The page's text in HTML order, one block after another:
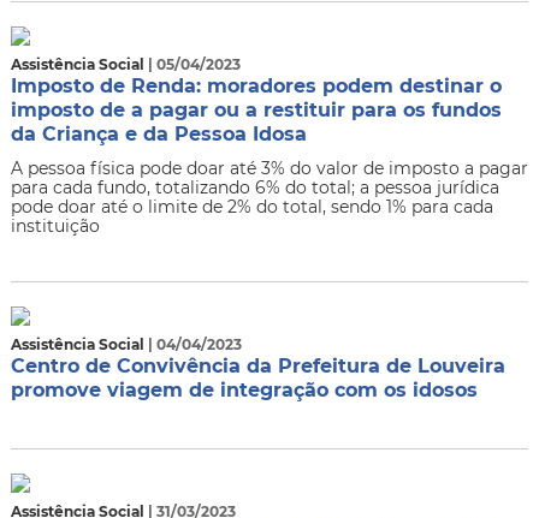
Assistência Social | 05/04/2023
Imposto de Renda: moradores podem destinar o
imposto de a pagar ou a restituir para os fundos
da Criança e da Pessoa Idosa
A pessoa física pode doar até 3% do valor de imposto a pagar
para cada fundo, totalizando 6% do total; a pessoa jurídica
pode doar até o limite de 2% do total, sendo 1% para cada
instituição
Assistência Social | 04/04/2023
Centro de Convivência da Prefeitura de Louveira
promove viagem de integração com os idosos
Assistência Social | 31/03/2023